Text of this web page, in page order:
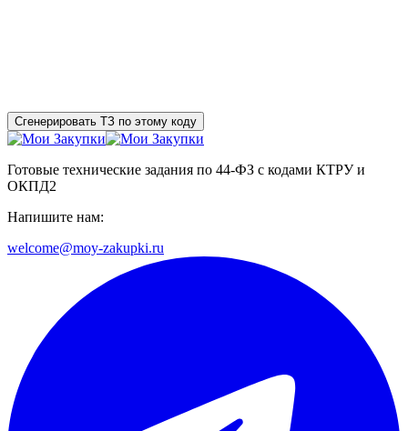
Сгенерировать ТЗ по этому коду
Готовые технические задания по 44-ФЗ с кодами КТРУ и
ОКПД2
Напишите нам:
welcome@moy-zakupki.ru